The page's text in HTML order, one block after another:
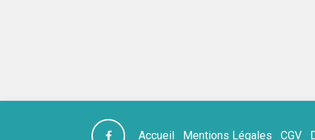
Accueil Mentions Légales CGV